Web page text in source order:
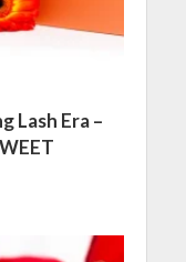
Lash Era –